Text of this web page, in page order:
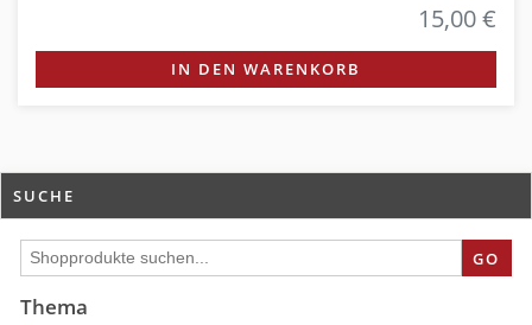
15,00 €
IN DEN WARENKORB
SUCHE
GO
Thema